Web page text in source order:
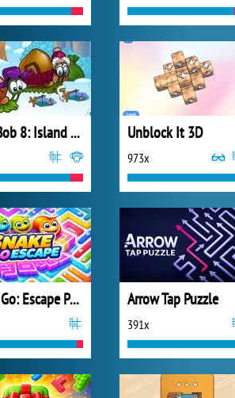
Snail Bob 8: Island Story Unblock It 3D
973x
Snake Go: Escape Puzzle Arrow Tap Puzzle
391x